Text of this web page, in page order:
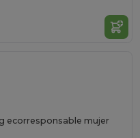
ecorresponsable mujer